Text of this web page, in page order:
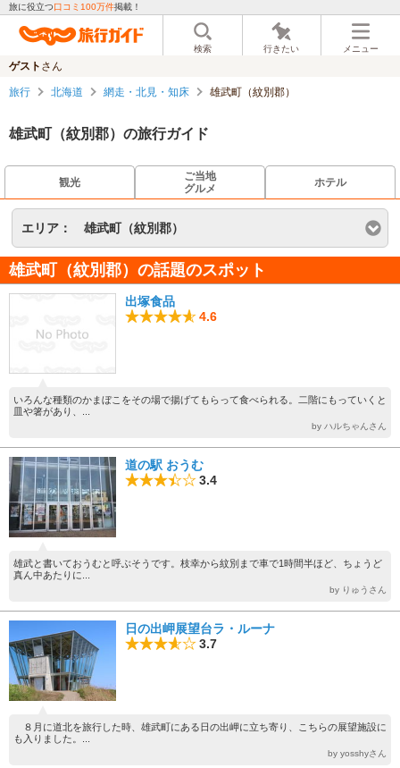
旅に役立つ口コミ100万件掲載！
検索 行きたい メニュー
ゲスト さん
旅行 北海道 網走・北見・知床 雄武町（紋別郡）
雄武町（紋別郡）の旅行ガイド
観光
ご当地
グルメ
ホテル
エリア： 雄武町（紋別郡）
雄武町（紋別郡）の話題のスポット
出塚食品
4.6
いろんな種類のかまぼこをその場で揚げてもらって食べられる。二階にもっていくと
皿や箸があり、...
by ハルちゃんさん
道の駅 おうむ
3.4
雄武と書いておうむと呼ぶそうです。枝幸から紋別まで車で1時間半ほど、ちょうど
真ん中あたりに...
by りゅうさん
日の出岬展望台ラ・ルーナ
3.7
８月に道北を旅行した時、雄武町にある日の出岬に立ち寄り、こちらの展望施設に
も入りました。...
by yosshyさん